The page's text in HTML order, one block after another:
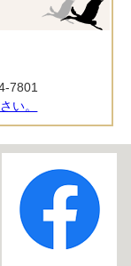
7801
い。